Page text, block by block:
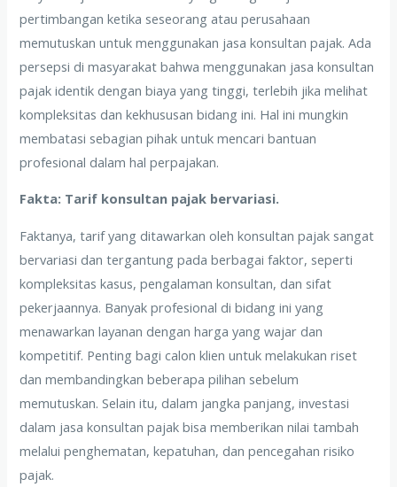
pertimbangan ketika seseorang atau perusahaan
memutuskan untuk menggunakan jasa konsultan pajak. Ada
persepsi di masyarakat bahwa menggunakan jasa konsultan
pajak identik dengan biaya yang tinggi, terlebih jika melihat
kompleksitas dan kekhususan bidang ini. Hal ini mungkin
membatasi sebagian pihak untuk mencari bantuan
profesional dalam hal perpajakan.
Fakta: Tarif konsultan pajak bervariasi.
Faktanya, tarif yang ditawarkan oleh konsultan pajak sangat
bervariasi dan tergantung pada berbagai faktor, seperti
kompleksitas kasus, pengalaman konsultan, dan sifat
pekerjaannya. Banyak profesional di bidang ini yang
menawarkan layanan dengan harga yang wajar dan
kompetitif. Penting bagi calon klien untuk melakukan riset
dan membandingkan beberapa pilihan sebelum
memutuskan. Selain itu, dalam jangka panjang, investasi
dalam jasa konsultan pajak bisa memberikan nilai tambah
melalui penghematan, kepatuhan, dan pencegahan risiko
pajak.